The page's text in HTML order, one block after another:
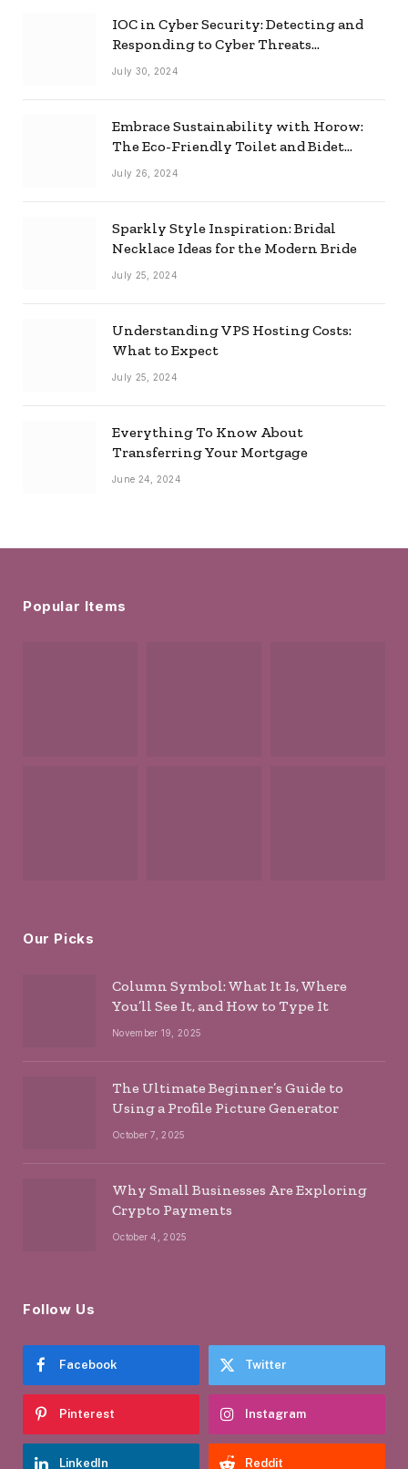
IOC in Cyber Security: Detecting and
Responding to Cyber Threats
Effectively
July 30, 2024
Embrace Sustainability with Horow:
The Eco-Friendly Toilet and Bidet
Combo
July 26, 2024
Sparkly Style Inspiration: Bridal
Necklace Ideas for the Modern Bride
July 25, 2024
Understanding VPS Hosting Costs:
What to Expect
July 25, 2024
Everything To Know About
Transferring Your Mortgage
June 24, 2024
Popular Items
Our Picks
Column Symbol: What It Is, Where
You’ll See It, and How to Type It
November 19, 2025
The Ultimate Beginner’s Guide to
Using a Profile Picture Generator
October 7, 2025
Why Small Businesses Are Exploring
Crypto Payments
October 4, 2025
Follow Us
Facebook Twitter
Pinterest Instagram
LinkedIn Reddit